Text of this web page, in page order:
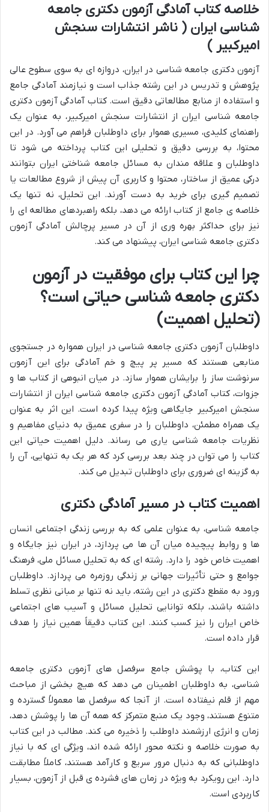
خلاصه کتاب آمادگی آزمون دکتری جامعه
شناسی ایران ( ناشر انتشارات سنجش
امیرکبیر )
آزمون دکتری جامعه شناسی در ایران، دروازه ای به سوی سطوح عالی
پژوهش و تدریس در این رشته جذاب است و نیازمند آمادگی جامع
و استفاده از منابع مطالعاتی دقیق است. کتاب آمادگی آزمون دکتری
جامعه شناسی ایران از انتشارات سنجش امیرکبیر، به عنوان یک
راهنمای کلیدی، مسیری هموار برای داوطلبان فراهم می آورد. در این
محتوا، به بررسی دقیق و تحلیلی این کتاب پرداخته می شود تا
داوطلبان و علاقه مندان به مسائل جامعه شناختی ایران بتوانند
درکی عمیق از ساختار، محتوا و کاربری آن پیش از شروع مطالعات یا
تصمیم گیری برای خرید به دست آورند. این تحلیل، نه تنها یک
خلاصه ی جامع از کتاب ارائه می دهد، بلکه راهبردهای مطالعه ای را
نیز برای حداکثر بهره وری از آن در مسیر پرچالش آمادگی آزمون
دکتری جامعه شناسی ایران، پیشنهاد می کند.
چرا این کتاب برای موفقیت در آزمون
دکتری جامعه شناسی حیاتی است؟
(تحلیل اهمیت)
داوطلبان آزمون دکتری جامعه شناسی در ایران همواره در جستجوی
منابعی هستند که مسیر پر پیچ و خم آمادگی برای این آزمون
سرنوشت ساز را برایشان هموار سازد. در میان انبوهی از کتاب ها و
جزوات، کتاب آمادگی آزمون دکتری جامعه شناسی ایران از انتشارات
سنجش امیرکبیر جایگاهی ویژه پیدا کرده است. این اثر به عنوان
یک همراه مطمئن، داوطلبان را در سفری عمیق به دنیای مفاهیم و
نظریات جامعه شناسی یاری می رساند. دلیل اهمیت حیاتی این
کتاب را می توان در چند بعد بررسی کرد که هر یک به تنهایی، آن را
به گزینه ای ضروری برای داوطلبان تبدیل می کند.
اهمیت کتاب در مسیر آمادگی دکتری
جامعه شناسی، به عنوان علمی که به بررسی زندگی اجتماعی انسان
ها و روابط پیچیده میان آن ها می پردازد، در ایران نیز جایگاه و
اهمیت خاص خود را دارد. رشته ای که به تحلیل مسائل ملی، فرهنگ
جوامع و حتی تأثیرات جهانی بر زندگی روزمره می پردازد. داوطلبان
ورود به مقطع دکتری در این رشته، باید نه تنها بر مبانی نظری تسلط
داشته باشند، بلکه توانایی تحلیل مسائل و آسیب های اجتماعی
خاص ایران را نیز کسب کنند. این کتاب دقیقاً همین نیاز را هدف
قرار داده است.
این کتاب، با پوشش جامع سرفصل های آزمون دکتری جامعه
شناسی، به داوطلبان اطمینان می دهد که هیچ بخشی از مباحث
مهم از قلم نیفتاده است. از آنجا که سرفصل ها معمولاً گسترده و
متنوع هستند، وجود یک منبع متمرکز که همه آن ها را پوشش دهد،
زمان و انرژی ارزشمند داوطلب را ذخیره می کند. مطالب در این کتاب
به صورت خلاصه و نکته محور ارائه شده اند، ویژگی ای که با نیاز
داوطلبانی که به دنبال مرور سریع و کارآمد هستند، کاملاً مطابقت
دارد. این رویکرد به ویژه در زمان های فشرده ی قبل از آزمون، بسیار
کاربردی است.